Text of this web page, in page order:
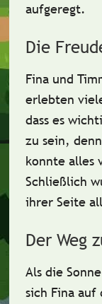
aufgeregt.
Die
Fina und
erlebten
dass es
zu sein,
konnte alles
Schließlich
ihrer Seite
Der Weg
Als die
sich Fina auf